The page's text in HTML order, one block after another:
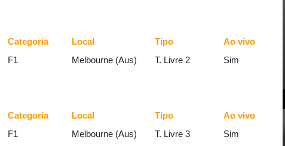
Categoria Local Tipo
Ao vivo
F1 Melbourne (Aus) T. Livre 2 Sim
Categoria Local Tipo
Ao vivo
F1 Melbourne (Aus) T. Livre 3
Sim